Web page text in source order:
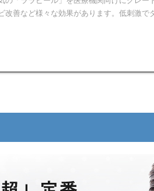
改善など様々な効果があります。低刺激